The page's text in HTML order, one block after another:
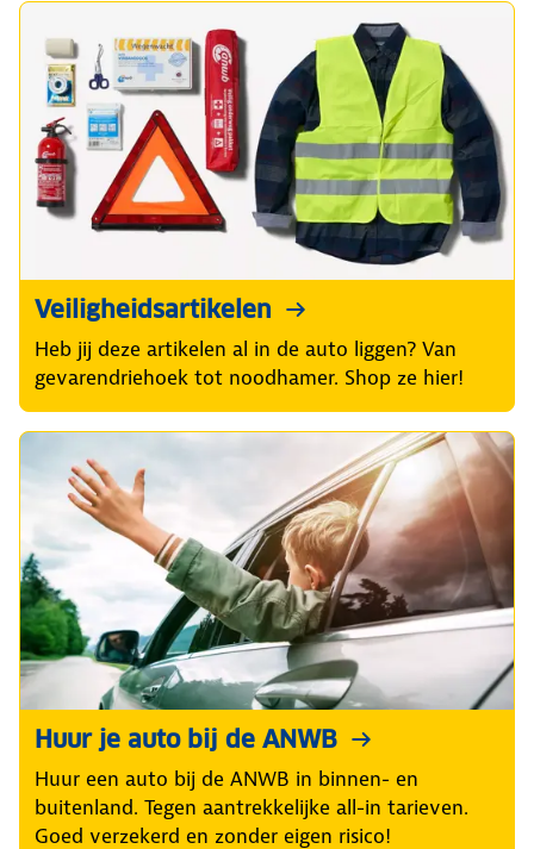
Veiligheidsartikelen
Heb jij deze artikelen al in de auto liggen? Van
gevarendriehoek tot noodhamer. Shop ze hier!
Huur je auto bij de ANWB
Huur een auto bij de ANWB in binnen- en
buitenland. Tegen aantrekkelijke all-in tarieven.
Goed verzekerd en zonder eigen risico!